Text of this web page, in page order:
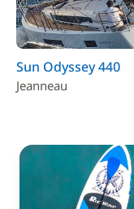
Sun Odyssey 440
Jeanneau